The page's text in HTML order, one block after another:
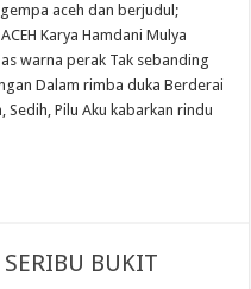
aceh dan berjudul;
Karya Hamdani Mulya
warna perak Tak sebanding
Dalam rimba duka Berderai
Sedih, Pilu Aku kabarkan rindu
BUKIT